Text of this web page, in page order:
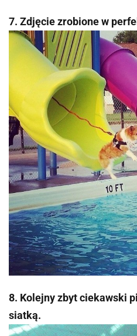
7. Zdjęcie zrobione w
8. Kolejny zbyt ciekawski
siatką.